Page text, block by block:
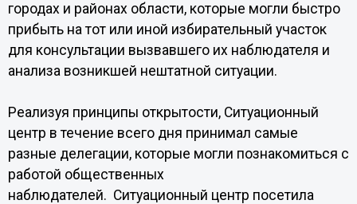
городах и районах области, которые могли быстро
прибыть на тот или иной избирательный участок
для консультации вызвавшего их наблюдателя и
анализа возникшей нештатной ситуации.
Реализуя принципы открытости, Ситуационный
центр в течение всего дня принимал самые
разные делегации, которые могли познакомиться с
работой общественных
наблюдателей. Ситуационный центр посетила